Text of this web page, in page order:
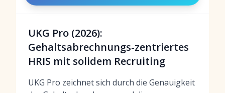
UKG Pro (2026):
Gehaltsabrechnungs-zentriertes
HRIS mit solidem Recruiting
UKG Pro zeichnet sich durch die Genauigkeit